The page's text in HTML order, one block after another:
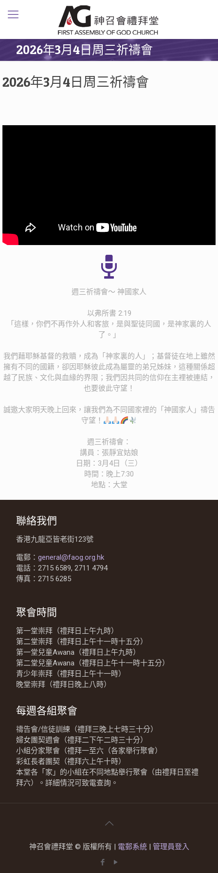
2026年3月4日周三祈禱會
2026年3月4日周三祈禱會
週三祈禱會～ 神國家人
以弗所書 2:19
「這樣，你們不再作外人和客旅，是與聖徒同國，是神家裏的人
了。」
我們藉耶穌基督的救贖，成為「神家裏的人」；基督徒在地上雖然
擁有不同的國籍，卻因耶穌彼此成為屬靈的弟兄姊妹，這種關係超
越了民族、文化與血緣的界限；我們因共同的信仰在主裡被連結，
也要彼此守望！
誠邀大家明天晚上回來，讓我們為不同國家裡的「神國家人」禱告
守望！
週三祈禱會：
講員：張靜宜姑娘
日期：3月4日（三）
時間：晚上7:30
地點：大堂
聯絡我們
香港九龍亞皆老街123號
電郵： general@faog.org.hk
電話：2715 6589, 2711 4794
傳真：2715 6285
聚會時間
第一堂崇拜（禮拜日上午九時）
第二堂崇拜（禮拜日上午十一時十五分）
第一堂兒童Awana（禮拜日上午九時）
第二堂兒童Awana（禮拜日上午十一時十五分）
青少年崇拜（禮拜日上午十一時）
晚堂崇拜（禮拜日晚上八時）
每週各組聚會
禱告會/信徒訓練（禮拜三晚上七時三十分）
婦女團契週會（禮拜二下午二時三十分）
小組分家聚會（禮拜一至六（各家舉行聚會）
彩虹長者團契（禮拜六上午十時）
本堂各「家」的小組在不同地點舉行聚會（由禮拜日至禮
拜六）。詳細情況可致電查詢。
神召會禮拜堂 © 版權所有 | 電郵系統 管理員登入